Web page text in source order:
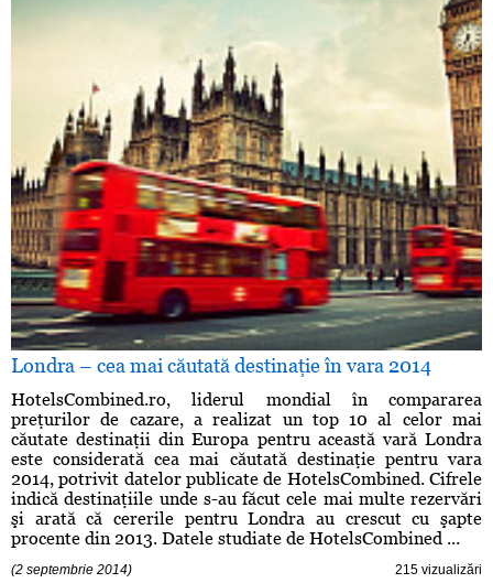
Londra – cea mai căutată destinaţie în vara 2014
HotelsCombined.ro, liderul mondial în compararea
preţurilor de cazare, a realizat un top 10 al celor mai
căutate destinaţii din Europa pentru această vară Londra
este considerată cea mai căutată destinaţie pentru vara
2014, potrivit datelor publicate de HotelsCombined. Cifrele
indică destinaţiile unde s-au făcut cele mai multe rezervări
şi arată că cererile pentru Londra au crescut cu şapte
procente din 2013. Datele studiate de HotelsCombined ...
(2 septembrie 2014) 215 vizualizări